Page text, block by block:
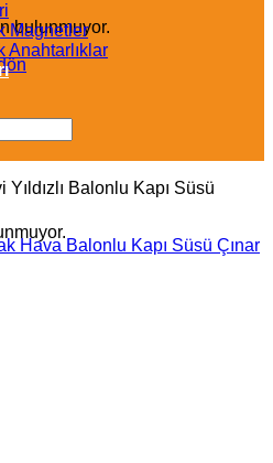
bulunmuyor.
Magnetler
Anahtarlıklar
Yıldızlı Balonlu Kapı Süsü